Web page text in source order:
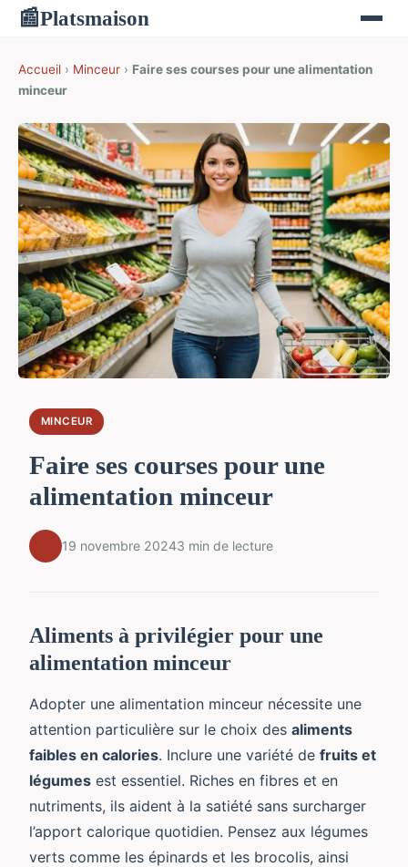
📰Platsmaison
Accueil › Minceur › Faire ses courses pour une alimentation
minceur
MINCEUR
Faire ses courses pour une
alimentation minceur
19 novembre 20243 min de lecture
Aliments à privilégier pour une
alimentation minceur
Adopter une alimentation minceur nécessite une
attention particulière sur le choix des aliments
faibles en calories. Inclure une variété de fruits et
légumes est essentiel. Riches en fibres et en
nutriments, ils aident à la satiété sans surcharger
l’apport calorique quotidien. Pensez aux légumes
verts comme les épinards et les brocolis, ainsi